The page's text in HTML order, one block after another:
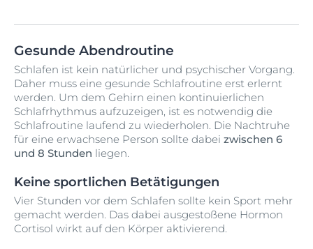
Gesunde Abendroutine
Schlafen ist kein natürlicher und psychischer Vorgang.
Daher muss eine gesunde Schlafroutine erst erlernt
werden. Um dem Gehirn einen kontinuierlichen
Schlafrhythmus aufzuzeigen, ist es notwendig die
Schlafroutine laufend zu wiederholen. Die Nachtruhe
für eine erwachsene Person sollte dabei zwischen 6
und 8 Stunden liegen.
Keine sportlichen Betätigungen
Vier Stunden vor dem Schlafen sollte kein Sport mehr
gemacht werden. Das dabei ausgestoßene Hormon
Cortisol wirkt auf den Körper aktivierend.